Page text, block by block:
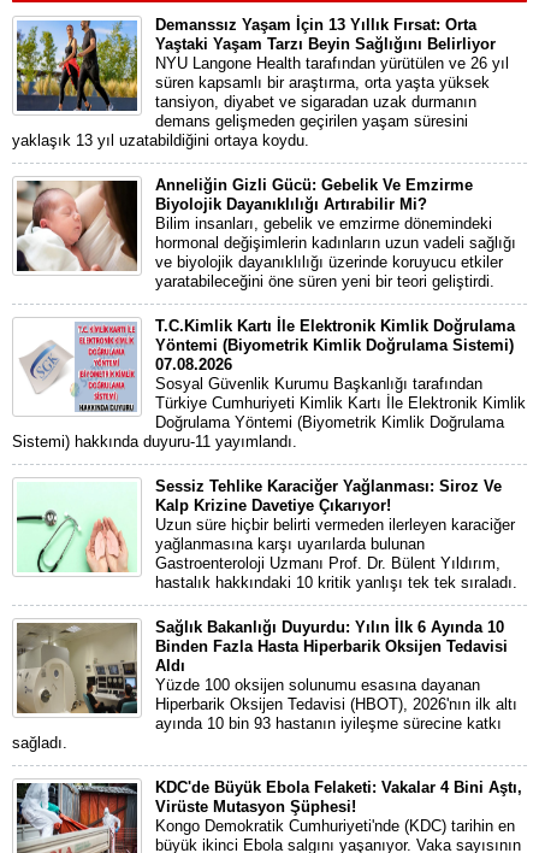
Demanssız Yaşam İçin 13 Yıllık Fırsat: Orta
Yaştaki Yaşam Tarzı Beyin Sağlığını Belirliyor
NYU Langone Health tarafından yürütülen ve 26 yıl
süren kapsamlı bir araştırma, orta yaşta yüksek
tansiyon, diyabet ve sigaradan uzak durmanın
demans gelişmeden geçirilen yaşam süresini
yaklaşık 13 yıl uzatabildiğini ortaya koydu.
Anneliğin Gizli Gücü: Gebelik Ve Emzirme
Biyolojik Dayanıklılığı Artırabilir Mi?
Bilim insanları, gebelik ve emzirme dönemindeki
hormonal değişimlerin kadınların uzun vadeli sağlığı
ve biyolojik dayanıklılığı üzerinde koruyucu etkiler
yaratabileceğini öne süren yeni bir teori geliştirdi.
T.C.Kimlik Kartı İle Elektronik Kimlik Doğrulama
Yöntemi (Biyometrik Kimlik Doğrulama Sistemi)
07.08.2026
Sosyal Güvenlik Kurumu Başkanlığı tarafından
Türkiye Cumhuriyeti Kimlik Kartı İle Elektronik Kimlik
Doğrulama Yöntemi (Biyometrik Kimlik Doğrulama
Sistemi) hakkında duyuru-11 yayımlandı.
Sessiz Tehlike Karaciğer Yağlanması: Siroz Ve
Kalp Krizine Davetiye Çıkarıyor!
Uzun süre hiçbir belirti vermeden ilerleyen karaciğer
yağlanmasına karşı uyarılarda bulunan
Gastroenteroloji Uzmanı Prof. Dr. Bülent Yıldırım,
hastalık hakkındaki 10 kritik yanlışı tek tek sıraladı.
Sağlık Bakanlığı Duyurdu: Yılın İlk 6 Ayında 10
Binden Fazla Hasta Hiperbarik Oksijen Tedavisi
Aldı
Yüzde 100 oksijen solunumu esasına dayanan
Hiperbarik Oksijen Tedavisi (HBOT), 2026'nın ilk altı
ayında 10 bin 93 hastanın iyileşme sürecine katkı
sağladı.
KDC'de Büyük Ebola Felaketi: Vakalar 4 Bini Aştı,
Virüste Mutasyon Şüphesi!
Kongo Demokratik Cumhuriyeti'nde (KDC) tarihin en
büyük ikinci Ebola salgını yaşanıyor. Vaka sayısının